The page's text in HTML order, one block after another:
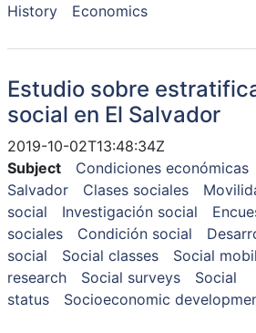
History
Economics
Estudio sobre
social en El Salvador
2019-10-02T13:48:34Z
Subject
Condiciones económicas
Salvador
Clases sociales
social
Investigación social
sociales
Condición social
social
Social classes Social
research
Social surveys
Social
status
Socioeconomic